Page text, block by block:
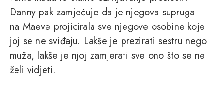
Danny pak zamjećuje da je njegova supruga
na Maeve projicirala sve njegove osobine koje
joj se ne sviđaju. Lakše je prezirati sestru nego
muža, lakše je njoj zamjerati sve ono što se ne
želi vidjeti.